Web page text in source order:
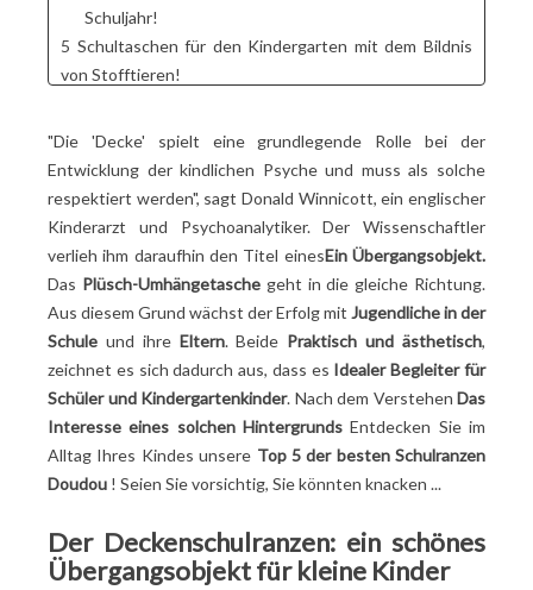
Schuljahr!
5 Schultaschen für den Kindergarten mit dem Bildnis
von Stofftieren!
Der Lemon Ribbon Mutterrucksack 30 cm
Der mütterliche Samtrucksack Les Déglingos 25 cm
Der Animal Plüsch 25 cm Rucksack für Mütter
Der Kipling Faster 28 cm Rucksack für Mütter
"Die 'Decke' spielt eine grundlegende Rolle bei der
Entwicklung der kindlichen Psyche und muss als solche
respektiert werden", sagt Donald Winnicott, ein englischer
Kinderarzt und Psychoanalytiker. Der Wissenschaftler
verlieh ihm daraufhin den Titel einesEin Übergangsobjekt.
Das Plüsch-Umhängetaschegeht in die gleiche Richtung.
Aus diesem Grund wächst der Erfolg mit Jugendliche in der
Schule und ihre Eltern. Beide Praktisch und ästhetisch,
zeichnet es sich dadurch aus, dass es Idealer Begleiter für
Schüler und Kindergartenkinder. Nach dem Verstehen Das
Interesse eines solchen Hintergrunds Entdecken Sie im
Alltag Ihres Kindes unsere Top 5 der besten Schulranzen
Doudou ! Seien Sie vorsichtig, Sie könnten knacken ...
Der Deckenschulranzen: ein schönes
Übergangsobjekt für kleine Kinder